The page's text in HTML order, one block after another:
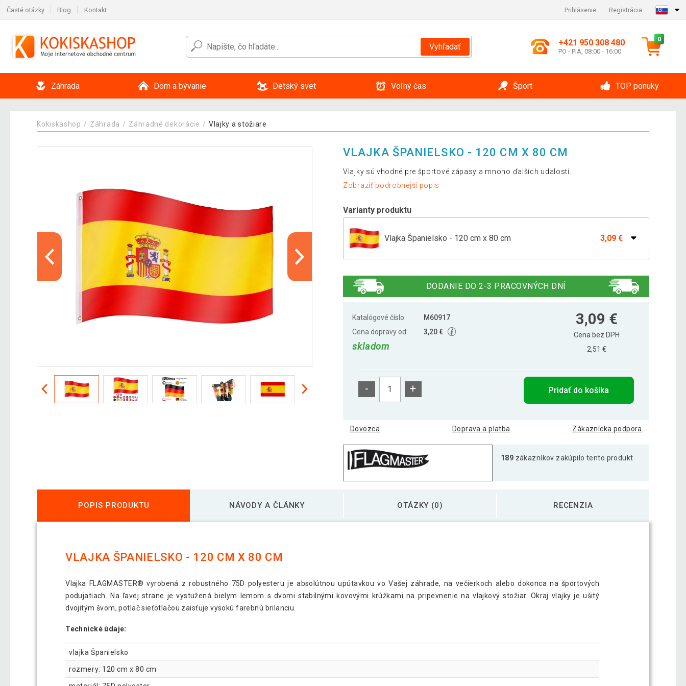
Časté otázky Blog Kontakt Prihlásenie Registrácia
Vyhľadať +421 950 308 480
PO - PIA, 08:00 - 16:00
0
Záhrada Dom a bývanie Detský svet Voľný čas Šport TOP ponuky
Kokiskashop Záhrada Záhradné dekorácie Vlajky a stožiare
VLAJKA ŠPANIELSKO - 120 CM X 80 CM
Vlajky sú vhodné pre športové zápasy a mnoho ďalších udalostí.
Zobraziť podrobnejší popis
Varianty produktu
Vlajka Španielsko - 120 cm x 80 cm 3,09 €
FLAGMASTER Vlajka Maďarsko, 120 x 80 cm
FLAGMASTER Vlajka Slovensko, 120 x 80 cm
Vlajka Česká republika - 120 cm x 80 cm
Vlajka Európska únia - 120 cm x 80 cm
Vlajka Francúzsko - 120 cm x 80 cm
DODANIE DO 2-3 PRACOVNÝCH DNÍ
Katalógové číslo:
M60917
Cena dopravy od:
3,20 €
skladom
3,09 €
Cena bez DPH
2,51 €
- + Pridať do košíka
Dovozca Doprava a platba Zákaznícka podpora
189 zákazníkov zakúpilo tento produkt
POPIS PRODUKTU NÁVODY A ČLÁNKY OTÁZKY (0) RECENZIA
VLAJKA ŠPANIELSKO - 120 CM X 80 CM
Vlajka FLAGMASTER® vyrobená z robustného 75D polyesteru je absolútnou upútavkou vo Vašej záhrade, na večierkoch alebo dokonca na športových
podujatiach. Na ľavej strane je vystužená bielym lemom s dvomi stabilnými kovovými krúžkami na pripevnenie na vlajkový stožiar. Okraj vlajky je ušitý
dvojitým švom, potlač sieťotlačou zaisťuje vysokú farebnú brilanciu.
Technické údaje:
vlajka Španielsko
rozmery: 120 cm x 80 cm